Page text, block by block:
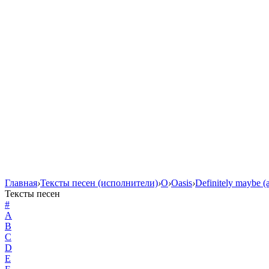
Главная›Тексты песен (исполнители)›O›Oasis›Definitely maybe
Тексты песен
#
A
B
C
D
E